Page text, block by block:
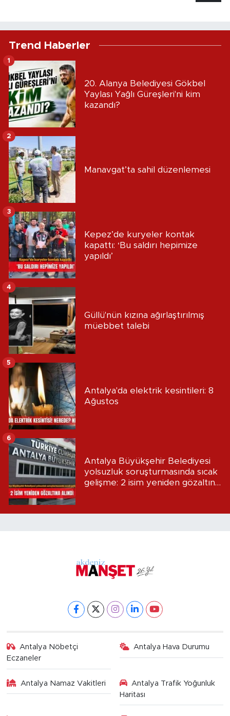
Trend Haberler
20. Alanya Belediyesi Gökbel
Yaylası Yağlı Güreşleri'ni kim
kazandı?
1
Manavgat’ta sahil düzenlemesi
2
Kepez’de kuryeler kontak
kapattı: ‘Bu saldırı hepimize
yapıldı’
3
Güllü'nün kızına ağırlaştırılmış
müebbet talebi
4
Antalya'da elektrik kesintileri: 8
Ağustos
5
Antalya Büyükşehir Belediyesi
yolsuzluk soruşturmasında sıcak
gelişme: 2 isim yeniden gözaltına
6
Antalya Nöbetçi
Eczaneler
Antalya Hava Durumu
Antalya Namaz Vakitleri
Antalya Trafik Yoğunluk
Haritası